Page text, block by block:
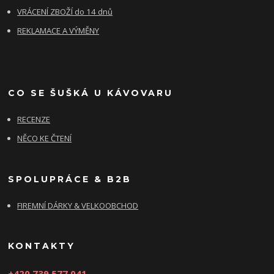
VRÁCENÍ ZBOŽÍ do 14 dnů
REKLAMACE A VÝMĚNY
CO SE ŠUŠKÁ U KÁVOVARU
RECENZE
NĚCO KE ČTENÍ
SPOLUPRÁCE & B2B
FIREMNÍ DÁRKY & VELKOOBCHOD
KONTAKTY